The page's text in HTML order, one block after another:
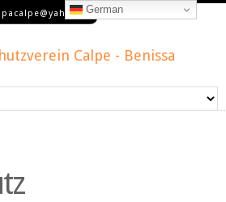
German